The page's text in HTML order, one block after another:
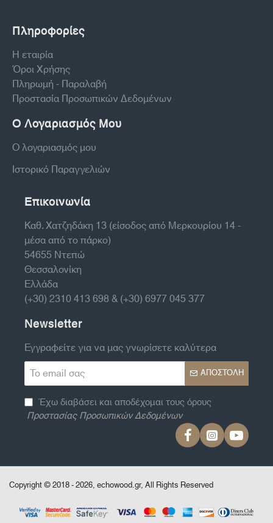
Πληροφορίες
Η εταιρία
Όροι Χρήσης
Πληρωμή - Παραλαβή
Προστασία Προσωπικών Δεδομένων
Ο Λογαριασμός Μου
Ο λογαριασμός μου
Ιστορικό Παραγγελιών
Επικοινωνία
Καθ. Χατζηδάκη 13 (είσοδος από Μερκουρίου 14 -
μέσα από το πάρκο)
54655 Ντεπώ
Θεσσαλονίκη
Ελλάδα
(+30) 2310 413 698 & (+30) 6977 045 377
Newsletter
Εγγραφείτε για να μας γνωρίσετε καλύτερα
Το
email
σας
ΑΠΟΣΤΟΛΉ
Έχω διαβάσει και αποδέχομαι τους όρους
Προστασίας Προσωπικών Δεδομένων
Copyright © 2018 - 2026, echowood.gr, All Rights Reserved